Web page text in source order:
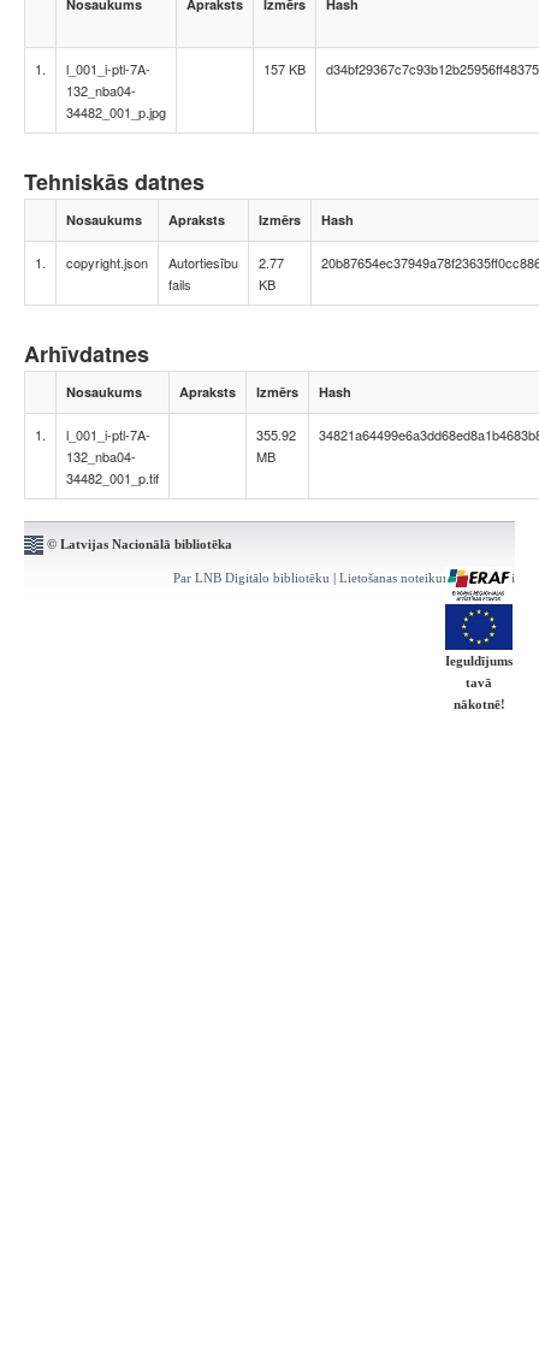
Nosaukums Apraksts Izmērs Hash
1.
l_001_i-ptl-7A-
132_nba04-
34482_001_p.jpg
157 KB
Tehniskās datnes
Nosaukums Apraksts Izmērs Hash
1. copyright.json
Autortiesību
fails
2.77
KB
Arhīvdatnes
Nosaukums Apraksts Izmērs Hash
1.
l_001_i-ptl-7A-
132_nba04-
34482_001_p.tif
355.92
MB
© Latvijas Nacionālā bibliotēka
Par LNB Digitālo bibliotēku | Lietošanas noteikumi | Kontakti
Ieguldījums
tavā
nākotnē!